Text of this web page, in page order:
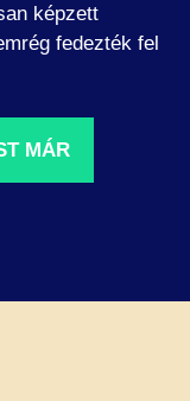
képzett
fedezték fel
MÁR